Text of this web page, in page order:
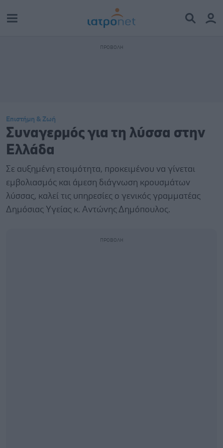
Επιστήμη & Ζωή
Συναγερμός για τη λύσσα στην
Ελλάδα
Σε αυξημένη ετοιμότητα, προκειμένου να γίνεται
εμβολιασμός και άμεση διάγνωση κρουσμάτων
λύσσας, καλεί τις υπηρεσίες ο γενικός γραμματέας
Δημόσιας Υγείας κ. Αντώνης Δημόπουλος.